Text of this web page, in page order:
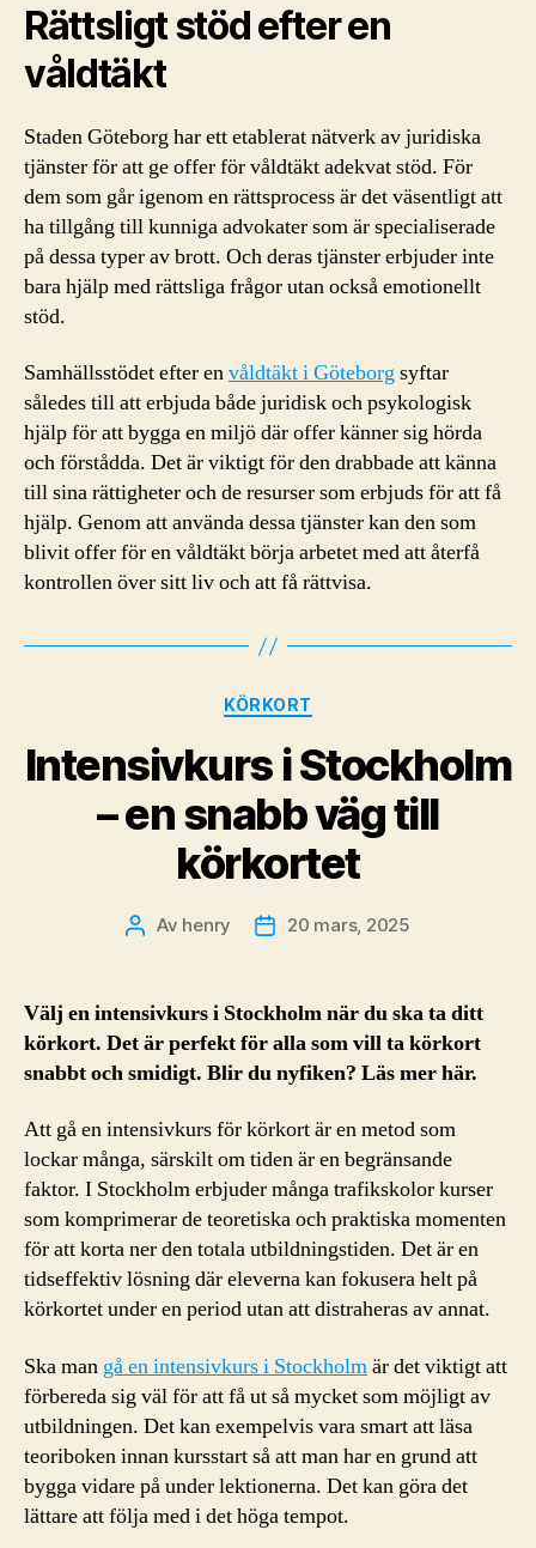
Rättsligt stöd efter en
våldtäkt
Staden Göteborg har ett etablerat nätverk av juridiska
tjänster för att ge offer för våldtäkt adekvat stöd. För
dem som går igenom en rättsprocess är det väsentligt att
ha tillgång till kunniga advokater som är specialiserade
på dessa typer av brott. Och deras tjänster erbjuder inte
bara hjälp med rättsliga frågor utan också emotionellt
stöd.
Samhällsstödet efter envåldtäkt i Göteborgsyftar
således till att erbjuda både juridisk och psykologisk
hjälp för att bygga en miljö där offer känner sig hörda
och förstådda. Det är viktigt för den drabbade att känna
till sina rättigheter och de resurser som erbjuds för att få
hjälp. Genom att använda dessa tjänster kan den som
blivit offer för en våldtäkt börja arbetet med att återfå
kontrollen över sitt liv och att få rättvisa.
Kategorier
KÖRKORT
Intensivkurs i Stockholm
– en snabb väg till
körkortet
Inläggsförfattare
Av henry Inläggsdatum
20 mars, 2025
Välj en intensivkurs i Stockholm när du ska ta ditt
körkort. Det är perfekt för alla som vill ta körkort
snabbt och smidigt. Blir du nyfiken? Läs mer här.
Att gå en intensivkurs för körkort är en metod som
lockar många, särskilt om tiden är en begränsande
faktor. I Stockholm erbjuder många trafikskolor kurser
som komprimerar de teoretiska och praktiska momenten
för att korta ner den totala utbildningstiden. Det är en
tidseffektiv lösning där eleverna kan fokusera helt på
körkortet under en period utan att distraheras av annat.
Ska man gå en intensivkurs i Stockholmär det viktigt att
förbereda sig väl för att få ut så mycket som möjligt av
utbildningen. Det kan exempelvis vara smart att läsa
teoriboken innan kursstart så att man har en grund att
bygga vidare på under lektionerna. Det kan göra det
lättare att följa med i det höga tempot.